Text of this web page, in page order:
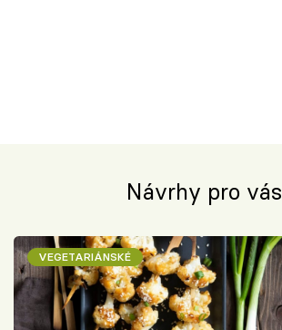
Návrhy pro vás
VEGETARIÁNSKÉ